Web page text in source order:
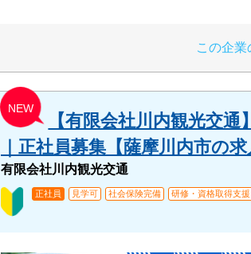
この企業
NEW
【有限会社川内観光交
｜正社員募集【薩摩川内市の
有限会社川内観光交通
正社員 見学可 社会保険完備 研修・資格取得支援